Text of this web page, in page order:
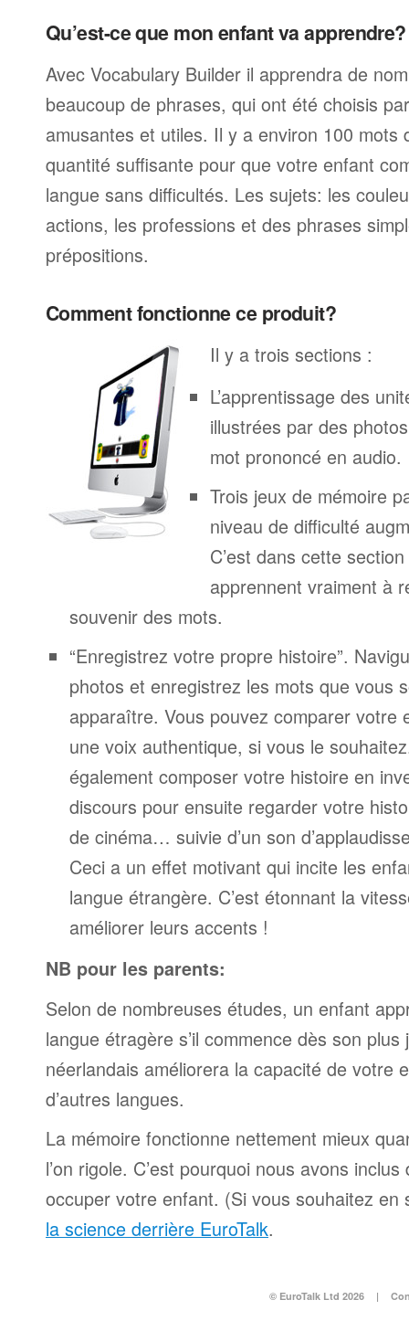
Qu’est-ce que mon enfant va apprendre?
Avec Vocabulary Builder il apprendra de
beaucoup de phrases, qui ont été choisis
amusantes et utiles. Il y a environ 100 mots
quantité suffisante pour que votre enfant
langue sans difficultés. Les sujets: les
actions, les professions et des phrases
prépositions.
Comment fonctionne ce produit?
Il y a trois sections :
L’apprentissage des
illustrées par des
mot prononcé en audio.
Trois jeux de mémoire
niveau de difficulté
C’est dans cette
apprennent vraiment à
souvenir des mots.
“Enregistrez votre propre histoire”.
photos et enregistrez les mots que vous
apparaître. Vous pouvez comparer votre
une voix authentique, si vous le
également composer votre histoire en
discours pour ensuite regarder votre
de cinéma… suivie d’un son
Ceci a un effet motivant qui incite les
langue étrangère. C’est étonnant la
améliorer leurs accents !
NB pour les parents:
Selon de nombreuses études, un enfant
langue étragère s’il commence dès son
néerlandais améliorera la capacité de votre
d’autres langues.
La mémoire fonctionne nettement mieux
l’on rigole. C’est pourquoi nous avons
occuper votre enfant. (Si vous souhaitez en
la science derrière EuroTalk.
© EuroTalk Ltd 2026 |